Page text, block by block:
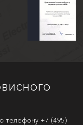
телефону +7 (495)